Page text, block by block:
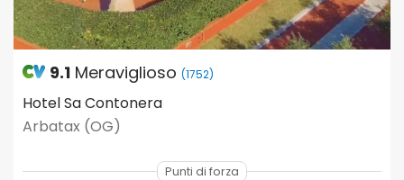
9.1 Meraviglioso (1752)
Hotel Sa Contonera
Arbatax (OG)
Punti di forza